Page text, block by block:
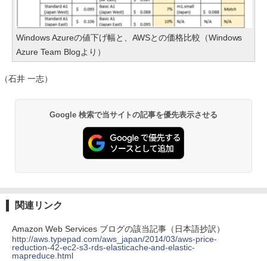
Windows Azureの値下げ幅と、AWSとの価格比較（Windows
Azure Team Blogより）
（石井 一志）
Google 検索で当サイトの記事を優先表示させる
関連リンク
Amazon Web Services ブログの該当記事（日本語抄訳）
http://aws.typepad.com/aws_japan/2014/03/aws-price-
reduction-42-ec2-s3-rds-elasticache-and-elastic-
mapreduce.html